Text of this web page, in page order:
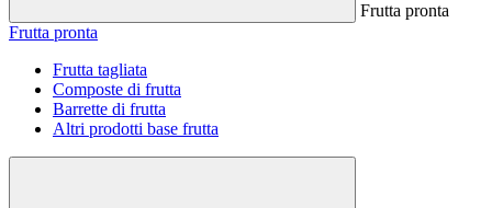
Frutta pronta
Frutta pronta
Frutta tagliata
Composte di frutta
Barrette di frutta
Altri prodotti base frutta